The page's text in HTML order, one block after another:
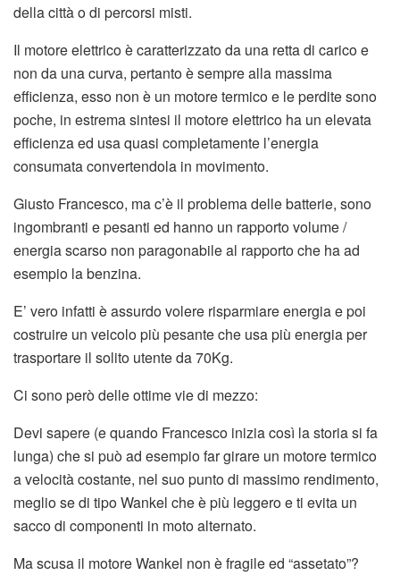
della città o di percorsi misti.
Il motore elettrico è caratterizzato da una retta di carico e
non da una curva, pertanto è sempre alla massima
efficienza, esso non è un motore termico e le perdite sono
poche, in estrema sintesi il motore elettrico ha un elevata
efficienza ed usa quasi completamente l’energia
consumata convertendola in movimento.
Giusto Francesco, ma c’è il problema delle batterie, sono
ingombranti e pesanti ed hanno un rapporto volume /
energia scarso non paragonabile al rapporto che ha ad
esempio la benzina.
E’ vero infatti è assurdo volere risparmiare energia e poi
costruire un veicolo più pesante che usa più energia per
trasportare il solito utente da 70Kg.
Ci sono però delle ottime vie di mezzo:
Devi sapere (e quando Francesco inizia così la storia si fa
lunga) che si può ad esempio far girare un motore termico
a velocità costante, nel suo punto di massimo rendimento,
meglio se di tipo Wankel che è più leggero e ti evita un
sacco di componenti in moto alternato.
Ma scusa il motore Wankel non è fragile ed “assetato”?